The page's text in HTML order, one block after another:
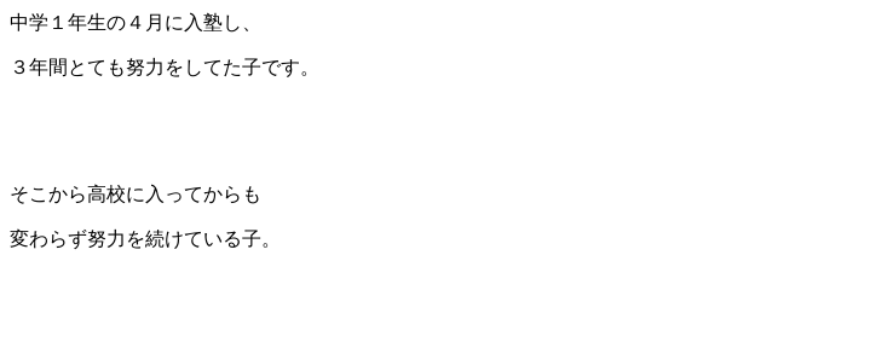
中学１年生の４月に入塾し、
３年間とても努力をしてた子です。
そこから高校に入ってからも
変わらず努力を続けている子。